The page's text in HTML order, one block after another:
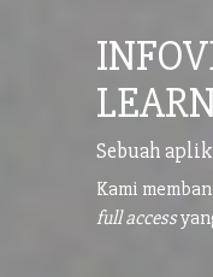
Sebuah
Kami
full access